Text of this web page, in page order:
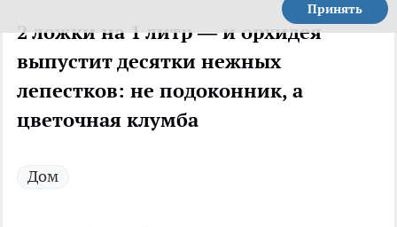
Принять
2 ложки на 1 литр — и орхидея
выпустит десятки нежных
лепестков: не подоконник, а
цветочная клумба
Дом